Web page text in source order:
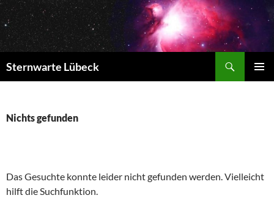
Zum
Inhalt
springen
Sternwarte Lübeck
Nichts gefunden
Das Gesuchte konnte leider nicht gefunden werden. Vielleicht
hilft die Suchfunktion.